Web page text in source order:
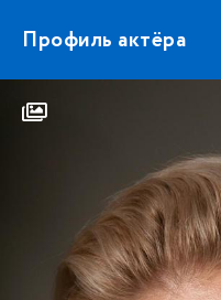
Профиль актёра